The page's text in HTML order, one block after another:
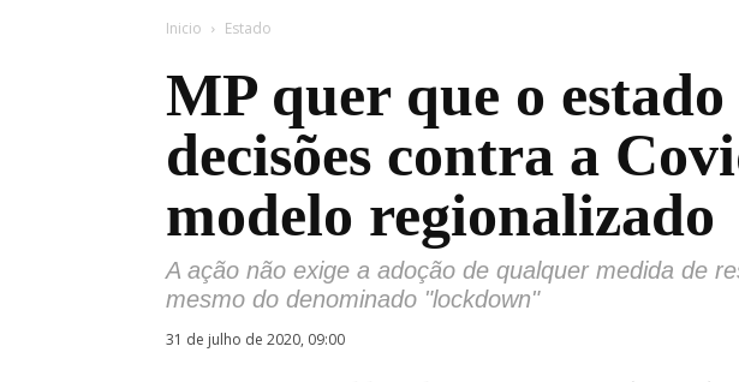
Inicio Estado
MP quer que o estado
decisões contra a
modelo regionalizado
A ação não exige a adoção de qualquer medida de
mesmo do denominado "lockdown"
31 de julho de 2020, 09:00